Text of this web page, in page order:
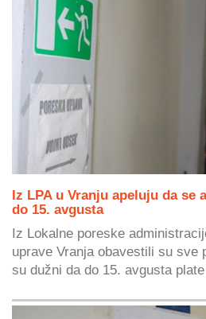
Iz LPA u Vranju apeluju da se
do 15. avgusta
Iz Lokalne poreske
uprave Vranja obavestili su sve
su dužni da do 15. avgusta